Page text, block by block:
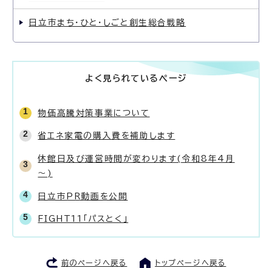
日立市まち・ひと・しごと創生総合戦略
よく見られているページ
物価高騰対策事業について
省エネ家電の購入費を補助します
休館日及び運営時間が変わります(令和8年4月
～)
日立市PR動画を公開
FIGHT11「パスとく」
前のページへ戻る トップページへ戻る